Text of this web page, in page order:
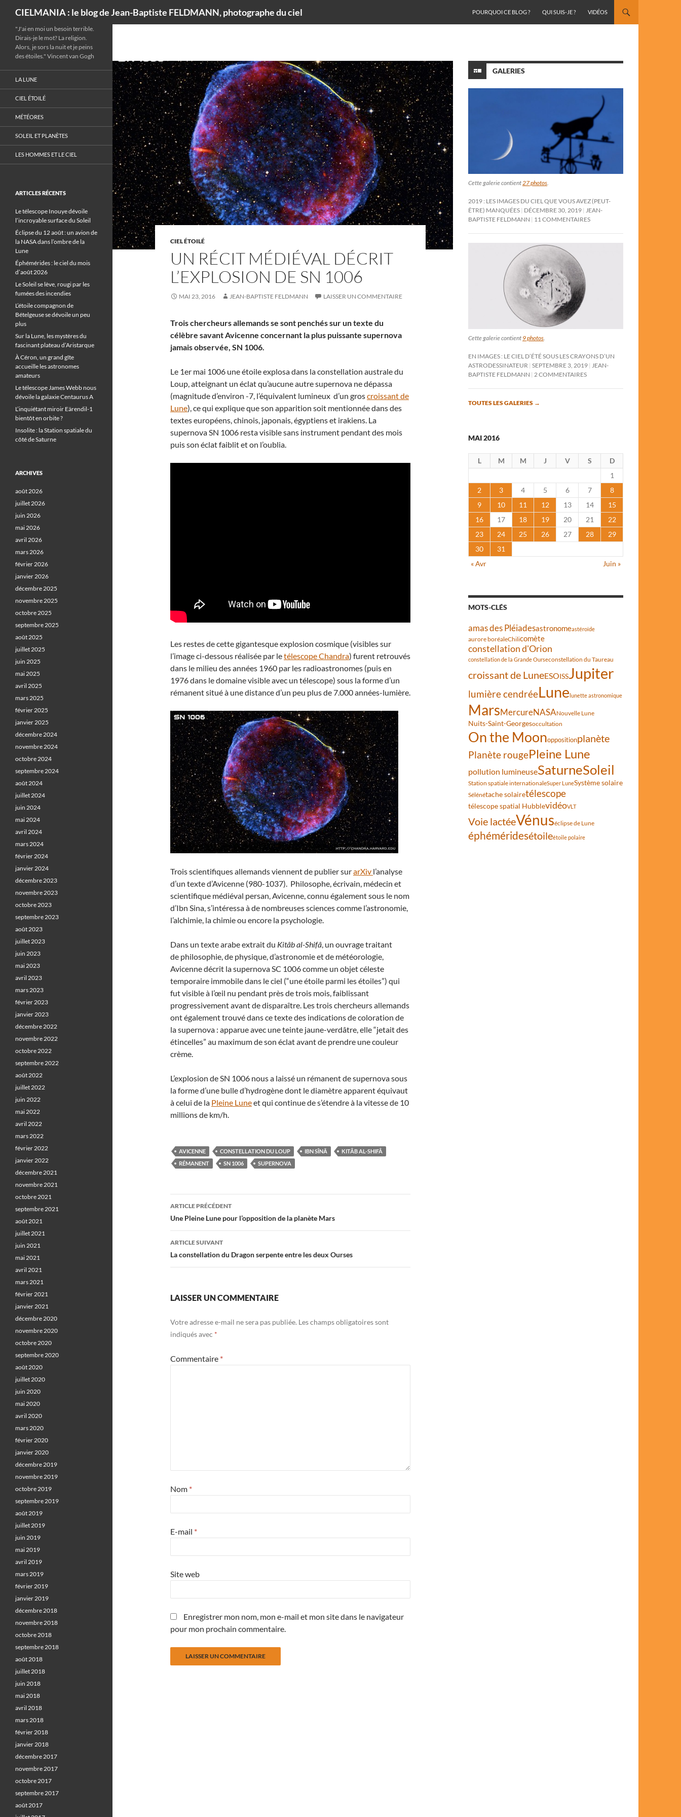
CIELMANIA : le blog de Jean-Baptiste FELDMANN, photographe du ciel
POURQUOI CE BLOG ?
QUI SUIS-JE ? VIDÉOS
CIEL ÉTOILÉ
UN RÉCIT MÉDIÉVAL DÉCRIT
L’EXPLOSION DE SN 1006
MAI 23, 2016 JEAN-BAPTISTE FELDMANN LAISSER UN COMMENTAIRE
Trois chercheurs allemands se sont penchés sur un texte du
célèbre savant Avicenne concernant la plus puissante supernova
jamais observée, SN 1006.
Le 1er mai 1006 une étoile explosa dans la constellation australe du
Loup, atteignant un éclat qu’aucune autre supernova ne dépassa
(magnitude d’environ -7, l’équivalent lumineux d’un groscroissant de
Lune), ce qui explique que son apparition soit mentionnée dans des
textes européens, chinois, japonais, égyptiens et irakiens. La
supernova SN 1006 resta visible sans instrument pendant des mois
puis son éclat faiblit et on l’oublia.
Les restes de cette gigantesque explosion cosmique (visibles sur
l’image ci-dessous réalisée par letélescope Chandra) furent retrouvés
dans le milieu des années 1960 par les radioastronomes (puis en
1976 dans le domaine visible avec un télescope) sous la forme d’un
rémanent situé à une distance d’un peu plus de 7.000 années-lumière.
Trois scientifiques allemands viennent de publier surarXiv l’analyse
d’un texte d’Avicenne (980-1037). Philosophe, écrivain, médecin et
scientifique médiéval persan, Avicenne, connu également sous le nom
d’Ibn Sina, s’intéressa à de nombreuses sciences comme l’astronomie,
l’alchimie, la chimie ou encore la psychologie.
Dans un texte arabe extrait du Kitâb al-Shifâ, un ouvrage traitant
de philosophie, de physique, d’astronomie et de météorologie,
Avicenne décrit la supernova SC 1006 comme un objet céleste
temporaire immobile dans le ciel (“une étoile parmi les étoiles”) qui
fut visible à l’œil nu pendant près de trois mois, faiblissant
progressivement avant de disparaître. Les trois chercheurs allemands
ont également trouvé dans ce texte des indications de coloration de
la supernova : apparue avec une teinte jaune-verdâtre, elle “jetait des
étincelles” au maximum de son éclat avant de prendre une couleur
crème.
L’explosion de SN 1006 nous a laissé un rémanent de supernova sous
la forme d’une bulle d’hydrogène dont le diamètre apparent équivaut
à celui de la Pleine Luneet qui continue de s’étendre à la vitesse de 10
millions de km/h.
AVICENNE CONSTELLATION DU LOUP IBN SĪNĀ
KITÂB AL-SHIFÂ
RÉMANENT
SN 1006 SUPERNOVA
Navigation
des
articles
ARTICLE PRÉCÉDENT
Une Pleine Lune pour l’opposition de la planète Mars
ARTICLE SUIVANT
La constellation du Dragon serpente entre les deux Ourses
LAISSER UN COMMENTAIRE
Votre adresse e-mail ne sera pas publiée. Les champs obligatoires sont
indiqués avec *
Commentaire *
Nom *
E-mail *
Site web
Enregistrer mon nom, mon e-mail et mon site dans le navigateur
pour mon prochain commentaire.
GALERIES
Cette galerie contient27 photos.
2019 : LES IMAGES DU CIEL QUE VOUS AVEZ (PEUT-
ÊTRE) MANQUÉES DÉCEMBRE 30, 2019 JEAN-
BAPTISTE FELDMANN
11 COMMENTAIRES
Cette galerie contient 9 photos
EN IMAGES : LE CIEL D’ÉTÉ SOUS LES CRAYONS D’UN
ASTRODESSINATEUR SEPTEMBRE 3, 2019
JEAN-
BAPTISTE FELDMANN
2 COMMENTAIRES
TOUTES LES GALERIES →
MAI 2016
L M M J V S
D
1
2
3 4 5 6 7
8
9
10 11 12 13 14
15
16
17 18 19 20 21
22
23
24 25 26 27 28
29
30
31
« Avr
Juin »
MOTS-CLÉS
amas des Pléiadesastronomeastéroïde
aurore boréaleChilicomète
constellation d'Orion
constellation de la Grande Ourseconstellation du Taureau
croissant de LuneESOISSJupiter
lumière cendréeLunelunette astronomique
MarsMercureNASANouvelle Lune
Nuits-Saint-Georgesoccultation
On the Moonoppositionplanète
Planète rougePleine Lune
pollution lumineuseSaturneSoleil
Station spatiale internationaleSuper LuneSystème solaire
Sélénétache solairetélescope
télescope spatial HubblevidéoVLT
Voie lactéeVénuséclipse de Lune
éphéméridesétoileétoile polaire
"J'ai en moi un besoin terrible.
Dirais-je le mot? La religion.
Alors, je sors la nuit et je peins
des étoiles." Vincent van Gogh
LA LUNE
CIEL ÉTOILÉ
MÉTÉORES
SOLEIL ET PLANÈTES
LES HOMMES ET LE CIEL
ARTICLES RÉCENTS
Le télescope Inouye dévoile
l’incroyable surface du Soleil
Éclipse du 12 août : un avion de
la NASA dans l’ombre de la
Lune
Éphémérides : le ciel du mois
d’août 2026
Le Soleil se lève, rougi par les
fumées des incendies
L’étoile compagnon de
Bételgeuse se dévoile un peu
plus
Sur la Lune, les mystères du
fascinant plateau d’Aristarque
À Céron, un grand gîte
accueille les astronomes
amateurs
Le télescope James Webb nous
dévoile la galaxie Centaurus A
L’inquiétant miroir Eärendil-1
bientôt en orbite ?
Insolite : la Station spatiale du
côté de Saturne
ARCHIVES
août 2026
juillet 2026
juin 2026
mai 2026
avril 2026
mars 2026
février 2026
janvier 2026
décembre 2025
novembre 2025
octobre 2025
septembre 2025
août 2025
juillet 2025
juin 2025
mai 2025
avril 2025
mars 2025
février 2025
janvier 2025
décembre 2024
novembre 2024
octobre 2024
septembre 2024
août 2024
juillet 2024
juin 2024
mai 2024
avril 2024
mars 2024
février 2024
janvier 2024
décembre 2023
novembre 2023
octobre 2023
septembre 2023
août 2023
juillet 2023
juin 2023
mai 2023
avril 2023
mars 2023
février 2023
janvier 2023
décembre 2022
novembre 2022
octobre 2022
septembre 2022
août 2022
juillet 2022
juin 2022
mai 2022
avril 2022
mars 2022
février 2022
janvier 2022
décembre 2021
novembre 2021
octobre 2021
septembre 2021
août 2021
juillet 2021
juin 2021
mai 2021
avril 2021
mars 2021
février 2021
janvier 2021
décembre 2020
novembre 2020
octobre 2020
septembre 2020
août 2020
juillet 2020
juin 2020
mai 2020
avril 2020
mars 2020
février 2020
janvier 2020
décembre 2019
novembre 2019
octobre 2019
septembre 2019
août 2019
juillet 2019
juin 2019
mai 2019
avril 2019
mars 2019
février 2019
janvier 2019
décembre 2018
novembre 2018
octobre 2018
septembre 2018
août 2018
juillet 2018
juin 2018
mai 2018
avril 2018
mars 2018
février 2018
janvier 2018
décembre 2017
novembre 2017
octobre 2017
septembre 2017
août 2017